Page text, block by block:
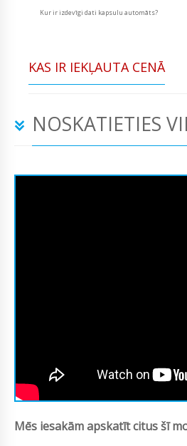
Kur ir izdevīgi dati kapsulu automāts?
KAS IR IEKĻAUTA CENĀ
NOSKATIETIES
Mēs iesakām apskatīt citus šī